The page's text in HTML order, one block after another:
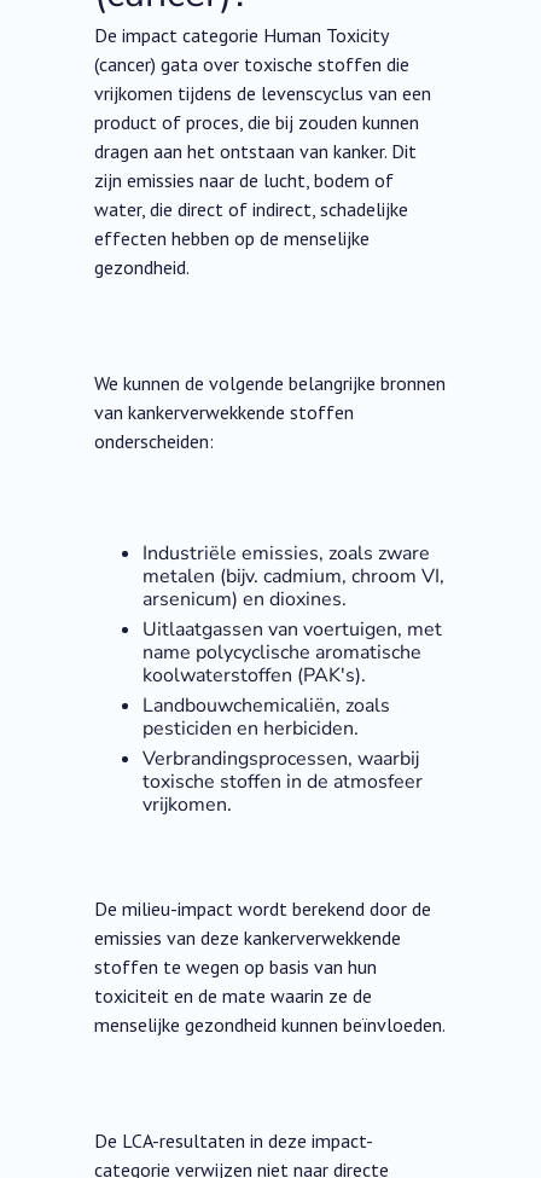
De impact categorie Human Toxicity
(cancer) gata over toxische stoffen die
vrijkomen tijdens de levenscyclus van een
product of proces, die bij zouden kunnen
dragen aan het ontstaan van kanker. Dit
zijn emissies naar de lucht, bodem of
water, die direct of indirect, schadelijke
effecten hebben op de menselijke
gezondheid.
We kunnen de volgende belangrijke bronnen
van kankerverwekkende stoffen
onderscheiden:
Industriële emissies, zoals zware
metalen (bijv. cadmium, chroom VI,
arsenicum) en dioxines.
Uitlaatgassen van voertuigen, met
name polycyclische aromatische
koolwaterstoffen (PAK's).
Landbouwchemicaliën, zoals
pesticiden en herbiciden.
Verbrandingsprocessen, waarbij
toxische stoffen in de atmosfeer
vrijkomen.
De milieu-impact wordt berekend door de
emissies van deze kankerverwekkende
stoffen te wegen op basis van hun
toxiciteit en de mate waarin ze de
menselijke gezondheid kunnen beïnvloeden.
De LCA-resultaten in deze impact-
categorie verwijzen niet naar directe